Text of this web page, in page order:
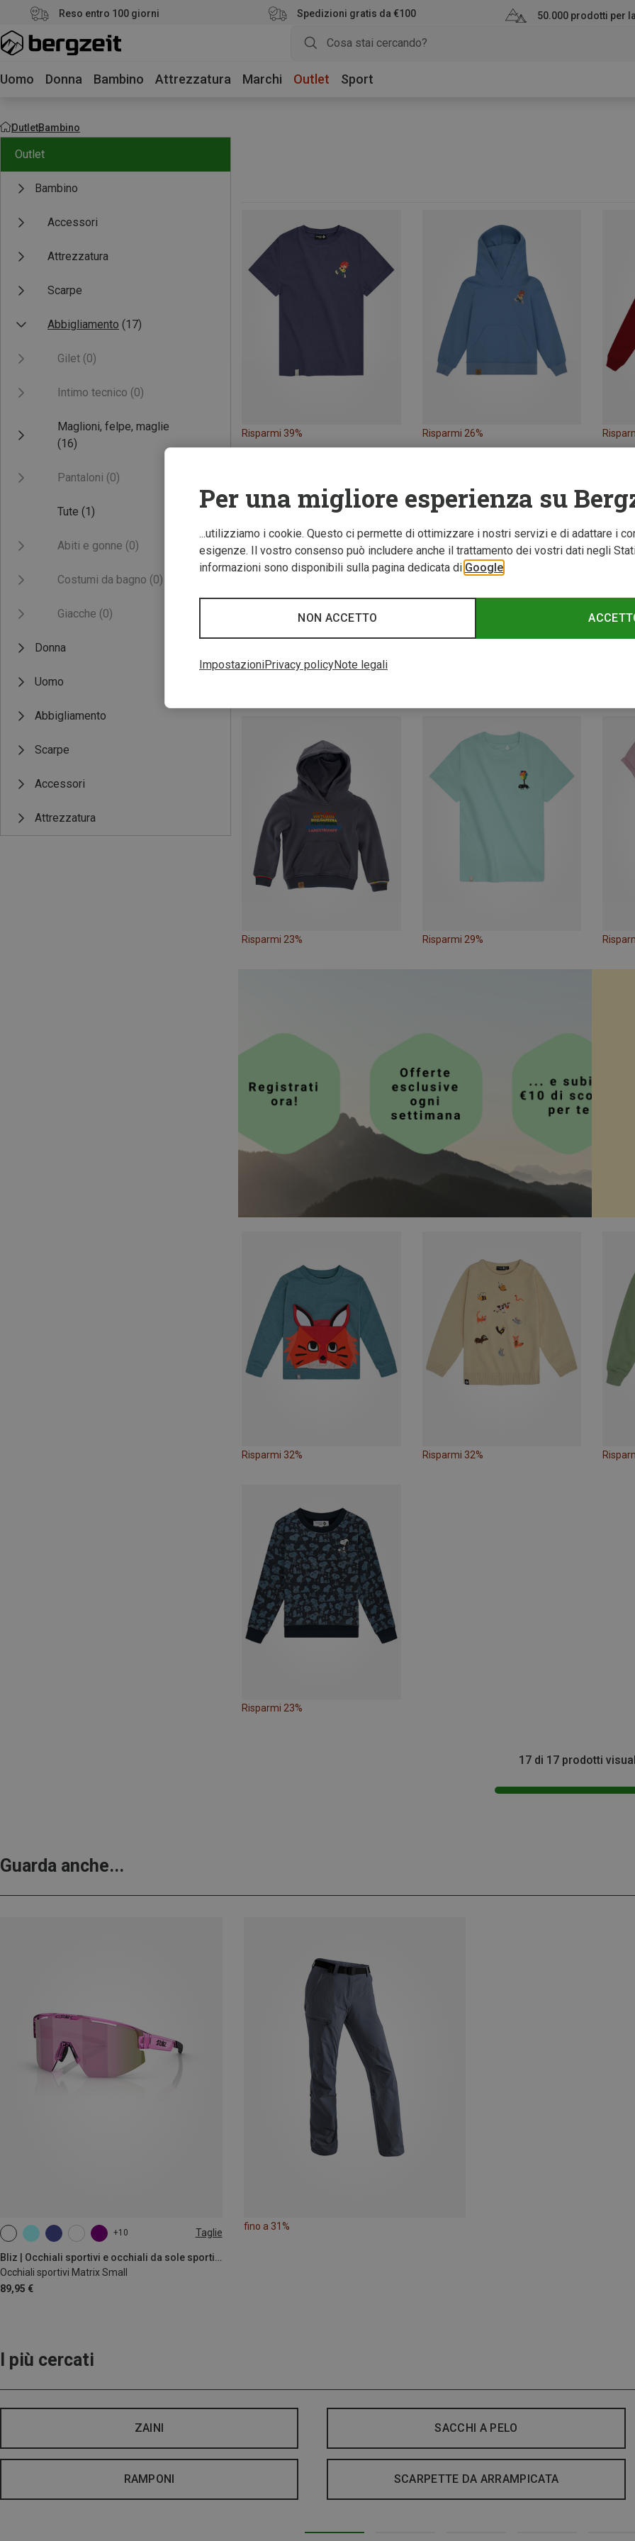
Reso entro 100 giorni Spedizioni gratis da €100 50.000 prodotti per
Uomo Donna Bambino Attrezzatura Marchi Outlet Sport
OutletBambino
Outlet
Bambino
Accessori
Attrezzatura
Scarpe
Abbigliamento (17)
Gilet (0)
Intimo tecnico (0)
Maglioni, felpe, maglie
(16)
Pantaloni (0)
Tute (1)
Abiti e gonne (0)
Costumi da bagno (0)
Giacche (0)
Donna
Uomo
Abbigliamento
Scarpe
Accessori
Attrezzatura
Risparmi 39% Risparmi 26%
Risparmi 23% Risparmi 29%
Risparmi 32% Risparmi 32%
Risparmi 23%
17 di 17 prodotti
Guarda anche...
+10 Taglie
Bliz | Occhiali sportivi e occhiali da sole sportivi
Occhiali sportivi Matrix Small
89,95 €
ONE SIZE
fino a 31%
I più cercati
ZAINI SACCHI A PELO
RAMPONI SCARPETTE DA ARRAMPICATA
Per una migliore esperienza su
...utilizziamo i cookie. Questo ci permette di ottimizzare i nostri servizi e di adattare i
esigenze. Il vostro consenso può includere anche il trattamento dei vostri dati negli
informazioni sono disponibili sulla pagina dedicata di Google
NON ACCETTO
ImpostazioniPrivacy policyNote legali